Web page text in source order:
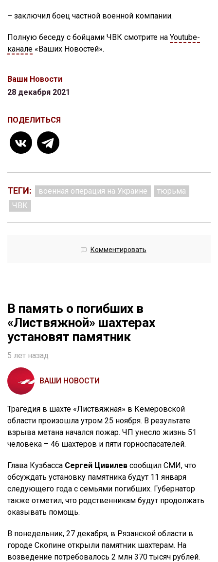
– заключил боец частной военной компании.
Полную беседу с бойцами ЧВК смотрите на Youtube-
канале «Ваших Новостей».
Ваши Новости
28 декабря 2021
ПОДЕЛИТЬСЯ
ТЕГИ: военная операция на Украине
тюрьма
ЧВК
Комментировать
В память о погибших в
«Листвяжной» шахтерах
установят памятник
5 лет назад
ВАШИ НОВОСТИ
Трагедия в шахте «Листвяжная» в Кемеровской
области произошла утром 25 ноября. В результате
взрыва метана начался пожар. ЧП унесло жизнь 51
человека – 46 шахтеров и пяти горноспасателей.
Глава Кузбасса Сергей Цивилев сообщил СМИ, что
обсуждать установку памятника будут 11 января
следующего года с семьями погибших. Губернатор
также отметил, что родственникам будут продолжать
оказывать помощь.
В понедельник, 27 декабря, в Рязанской области в
городе Скопине открыли памятник шахтерам. На
возведение потребовалось 2 млн 370 тысяч рублей.